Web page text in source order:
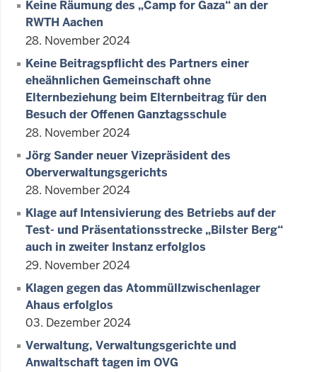
Keine Räumung des „Camp for Gaza“ an der
RWTH Aachen
28. November 2024
Keine Beitragspflicht des Partners einer
eheähnlichen Gemeinschaft ohne
Elternbeziehung beim Elternbeitrag für den
Besuch der Offenen Ganztagsschule
28. November 2024
Jörg Sander neuer Vizepräsident des
Oberverwaltungsgerichts
28. November 2024
Klage auf Intensivierung des Betriebs auf der
Test- und Präsentationsstrecke „Bilster Berg“
auch in zweiter Instanz erfolglos
29. November 2024
Klagen gegen das Atommüllzwischenlager
Ahaus erfolglos
03. Dezember 2024
Verwaltung, Verwaltungsgerichte und
Anwaltschaft tagen im OVG